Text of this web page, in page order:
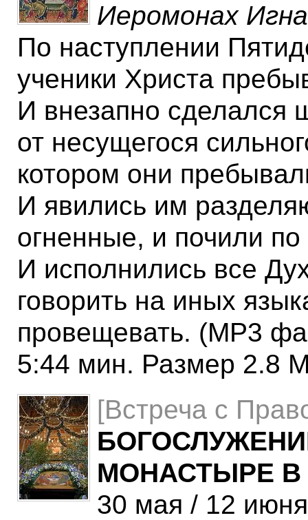
Иеромонах
По наступлении
ученики Христа
И внезапно сделался
от несущегося
котором они
И явились им
огненные, и почили
И исполнились все
говорить на иных
провещевать. (MP3
5:44 мин. Размер 2.8
[Встреча с
МОНАСТЫРЕ
30 мая / 12